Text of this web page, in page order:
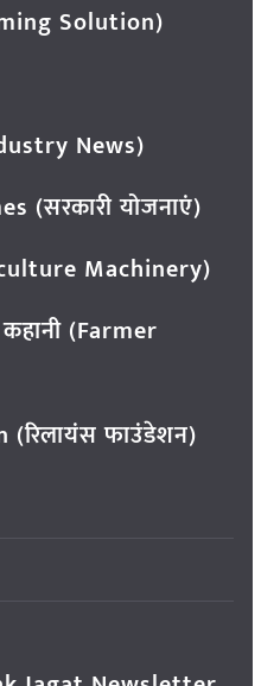
Solution)
News)
(सरकारी योजनाएं)
Machinery)
(Farmer
फाउंडेशन)